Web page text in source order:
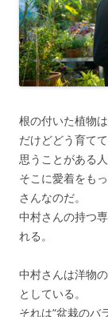
根の付いた植物
だけどどう育て
思うことがある
そこに愛着をも
さんなのだ。
中村さんの持つ
れる。
中村さんは洋物
としている。
それは“盆栽のバ